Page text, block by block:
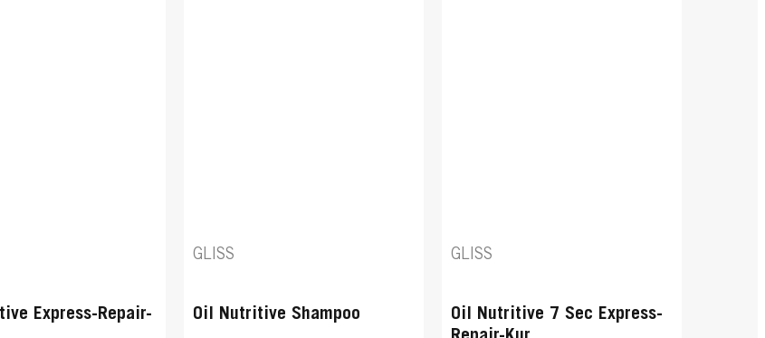
Express-Repair-
GLISS
Oil Nutritive Shampoo
GLISS
Oil Nutritive 7 Sec Express-